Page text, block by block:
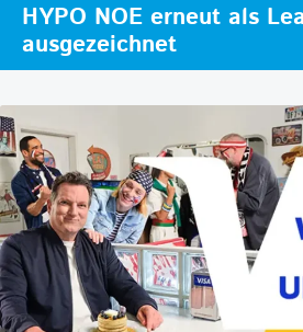
HYPO NOE erneut als
ausgezeichnet